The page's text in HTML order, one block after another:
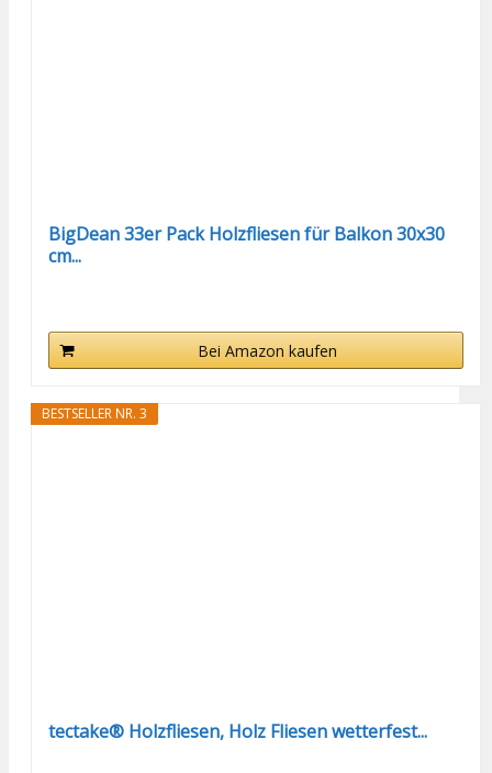
BigDean 33er Pack Holzfliesen für Balkon 30x30
cm...
Bei Amazon kaufen
BESTSELLER NR. 3
tectake® Holzfliesen, Holz Fliesen wetterfest...